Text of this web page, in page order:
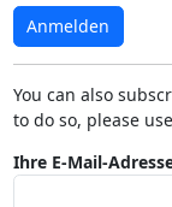
Anmelden
You can also
to do so, please
Ihre E-Mail-